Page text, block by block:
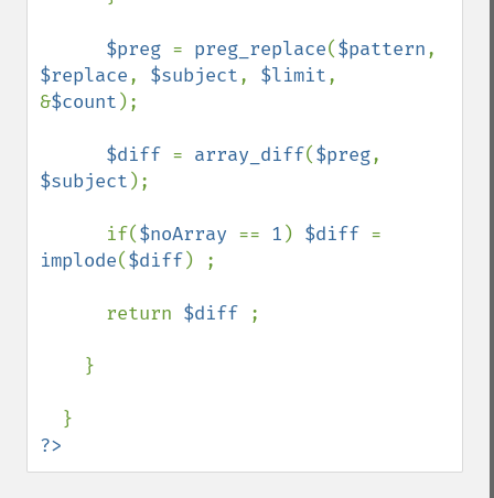
$preg = preg_replace($pattern
$replace, $subject, $limit,
&$count );
$diff = array_diff($preg
$subject );
      if(
$noArray == 1 ) $diff
implode($diff) ;
      return
$diff ;
?>